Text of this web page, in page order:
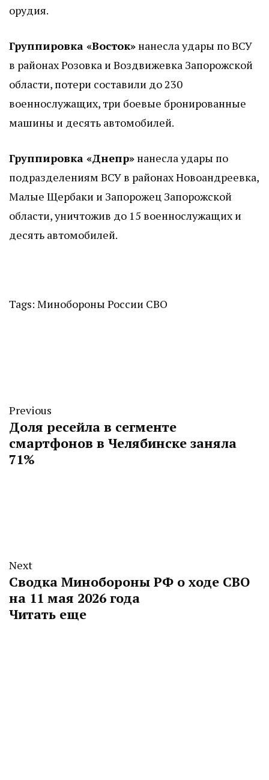
орудия.
Группировка «Восток»нанесла удары по ВСУ
в районах Розовка и Воздвижевка Запорожской
области, потери составили до 230
военнослужащих, три боевые бронированные
машины и десять автомобилей.
Группировка «Днепр»нанесла удары по
подразделениям ВСУ в районах Новоандреевка,
Малые Щербаки и Запорожец Запорожской
области, уничтожив до 15 военнослужащих и
десять автомобилей.
Tags: Минобороны России СВО
Previous
Доля ресейла в сегменте
смартфонов в Челябинске заняла
71%
Next
Сводка Минобороны РФ о ходе СВО
на 11 мая 2026 года
Читать еще